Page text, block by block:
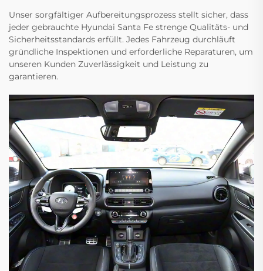
Unser sorgfältiger Aufbereitungsprozess stellt sicher, dass
jeder gebrauchte Hyundai Santa Fe strenge Qualitäts- und
Sicherheitsstandards erfüllt. Jedes Fahrzeug durchläuft
gründliche Inspektionen und erforderliche Reparaturen, um
unseren Kunden Zuverlässigkeit und Leistung zu
garantieren.